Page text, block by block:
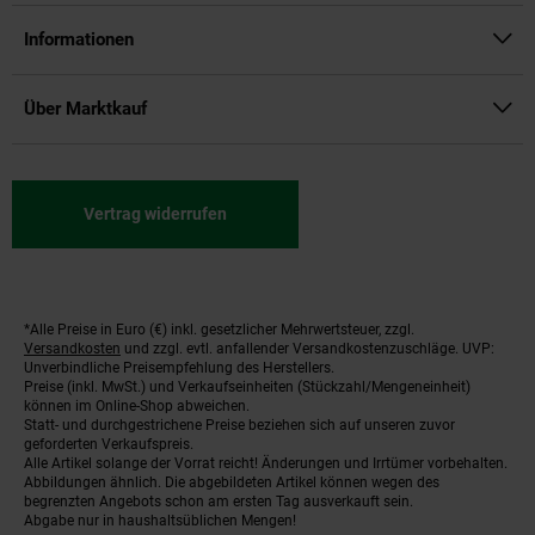
Informationen
Über Marktkauf
Vertrag widerrufen
Fußnoten
*Alle Preise in Euro (€) inkl. gesetzlicher Mehrwertsteuer, zzgl.
Versandkosten und zzgl. evtl. anfallender Versandkostenzuschläge. UVP:
Unverbindliche Preisempfehlung des Herstellers.
Preise (inkl. MwSt.) und Verkaufseinheiten (Stückzahl/Mengeneinheit)
können im Online-Shop abweichen.
Statt- und durchgestrichene Preise beziehen sich auf unseren zuvor
geforderten Verkaufspreis.
Alle Artikel solange der Vorrat reicht! Änderungen und Irrtümer vorbehalten.
Abbildungen ähnlich. Die abgebildeten Artikel können wegen des
begrenzten Angebots schon am ersten Tag ausverkauft sein.
Abgabe nur in haushaltsüblichen Mengen!